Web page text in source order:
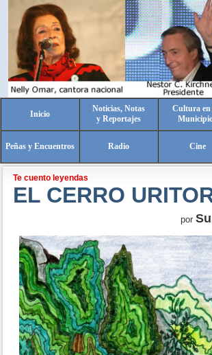
Inicio
Noticias, Notas
y Reportajes
Cultura en
Peñas y Encuentros Radio Cine
Te cuento leyendas
EL CERRO
por